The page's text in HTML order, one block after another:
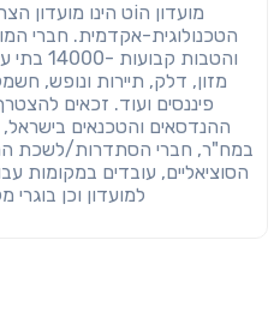
מועדון הוֹט הינו מועדון
הטכנולוגית-אקדמית. חברי
והטבות
מזון, דלק, תיירות ונופש,
פיננסים ועוד. זכאים
ההנדסאים והטכנאים
במח"ר, חברי הסתדרות/לשכת
הסוציאליים, עובדים במקומות
למועדון וכן